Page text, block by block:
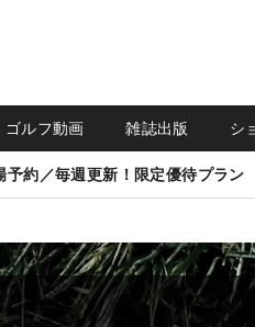
ゴルフ動画 雑誌出版 シ
予約／毎週更新！限定優待プラン